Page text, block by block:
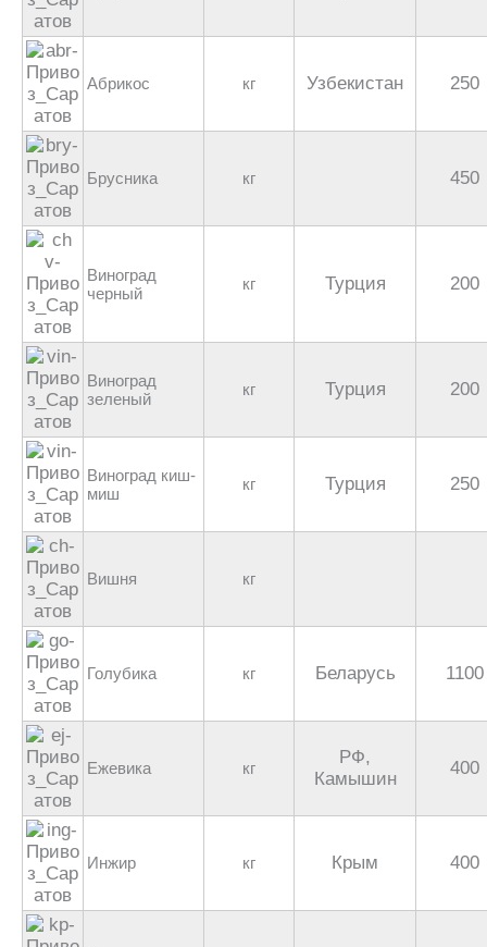
Абрикос кг Узбекистан 250
Брусника кг 450
Виноград
черный
кг Турция 200
Виноград
зеленый
кг Турция 200
Виноград киш-
миш
кг Турция 250
Вишня кг
Голубика кг Беларусь 1100
Ежевика кг
РФ,
Камышин
400
Инжир кг Крым 400